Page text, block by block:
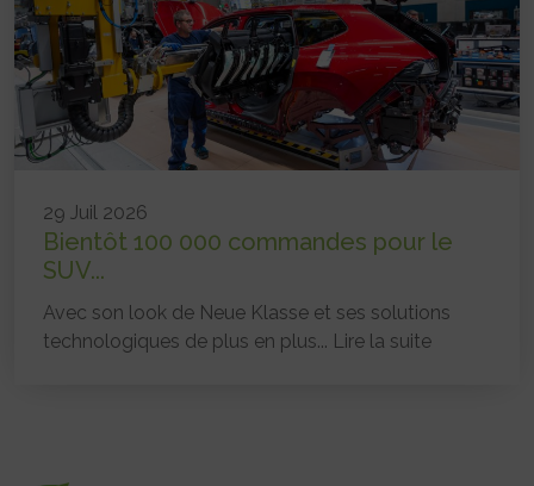
29 Juil 2026
Bientôt 100 000 commandes pour le
SUV...
Avec son look de Neue Klasse et ses solutions
technologiques de plus en plus... Lire la suite